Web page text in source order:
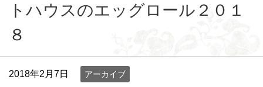
トハウスのエッグロール２０１
８
2018年2月7日 アーカイブ